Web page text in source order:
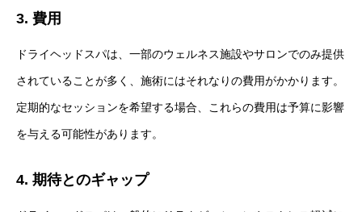
3. 費用
ドライヘッドスパは、一部のウェルネス施設やサロンでのみ提供
されていることが多く、施術にはそれなりの費用がかかります。
定期的なセッションを希望する場合、これらの費用は予算に影響
を与える可能性があります。
4. 期待とのギャップ